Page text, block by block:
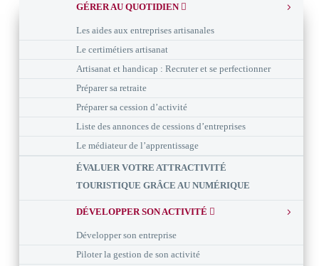
GÉRER AU QUOTIDIEN
Les aides aux entreprises artisanales
Le certimétiers artisanat
Artisanat et handicap : Recruter et se perfectionner
Préparer sa retraite
Préparer sa cession d’activité
Liste des annonces de cessions d’entreprises
Le médiateur de l’apprentissage
ÉVALUER VOTRE ATTRACTIVITÉ
TOURISTIQUE GRÂCE AU NUMÉRIQUE
DÉVELOPPER SON ACTIVITÉ
Développer son entreprise
Piloter la gestion de son activité